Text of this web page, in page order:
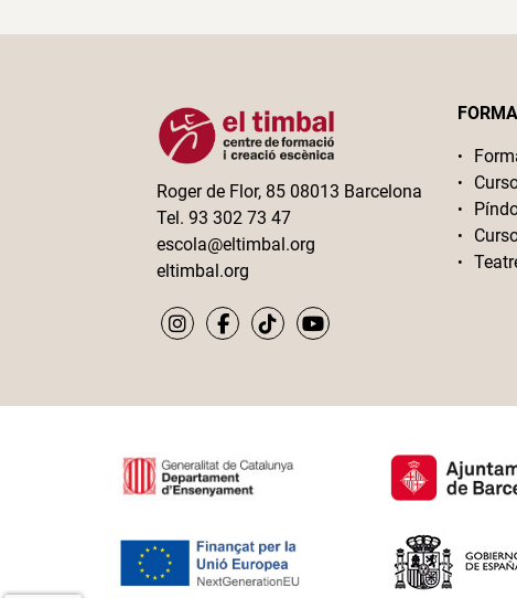
Roger de Flor, 85 08013 Barcelona
Tel. 93 302 73 47
escola@eltimbal.org
eltimbal.org